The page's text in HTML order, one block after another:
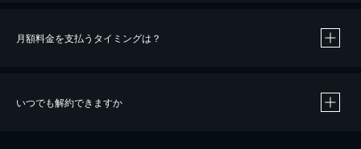
※40％ポイント還元の対象は、クレジットカード決済による作品の購入 / レンタルです。
iOSアプリのUコイン決済による作品の購入 / レンタルは、20％のポイント還元です。
月額料金を支払うタイミングは？
いつでも解約できますか